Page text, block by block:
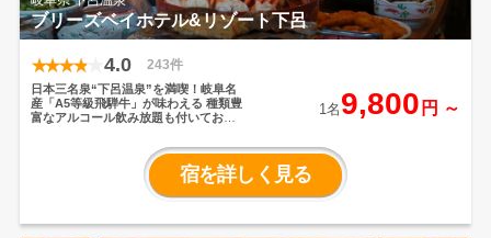
ブリーズベイホテル&リゾート下呂
4.0 243件
日本三名泉“下呂温泉”を満喫！岐阜名
産「A5等級飛騨牛」が味わえる 種類豊
富なアルコール飲み放題も付いてお得
約5分の好立地で観光の拠点にも最適！
岐阜名産A5等級の飛騨牛をすき焼き、
しゃぶしゃぶなどで堪能できる驚きの
さらに夕食時はアルコール飲
1名 9,800 円 ～
宿を詳しく見る